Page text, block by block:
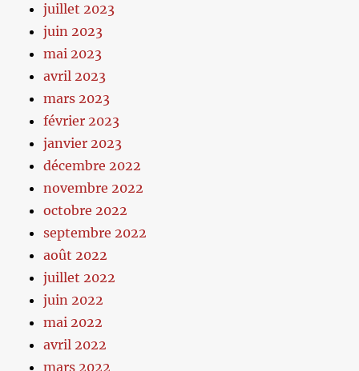
juillet 2023
juin 2023
mai 2023
avril 2023
mars 2023
février 2023
janvier 2023
décembre 2022
novembre 2022
octobre 2022
septembre 2022
août 2022
juillet 2022
juin 2022
mai 2022
avril 2022
mars 2022